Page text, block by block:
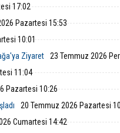
üyesi, düzenlenen
istifa ettiklerini
17:02
Pazartesi 15:53
10:01
Ziyaret
23 Temmuz 2026
11:04
Pazartesi 10:26
20 Temmuz 2026 Pazartesi
Cumartesi 14:42